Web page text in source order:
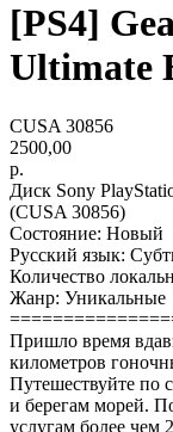
[PS4]
Ultimate
CUSA 30856
2500,00
р.
Диск Sony
(CUSA 30856)
Состояние: Новый
Русский язык:
Количество
Жанр: Уникальные
Пришло время
километров
Путешествуйте по
и берегам морей.
услугам более чем